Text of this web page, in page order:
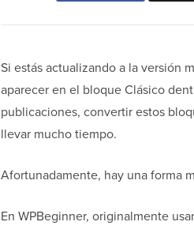
Si estás actualizando a la versión
aparecer en el bloque Clásico
publicaciones, convertir estos
llevar mucho tiempo.
Afortunadamente, hay una forma
En WPBeginner, originalmente